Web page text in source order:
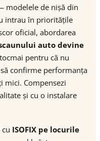
modelele de nișă din
intrau în prioritățile
oficial, abordarea
auto devine
pentru că nu
confirme performanța
mici. Compensezi
și cu o instalare
ISOFIX pe locurile